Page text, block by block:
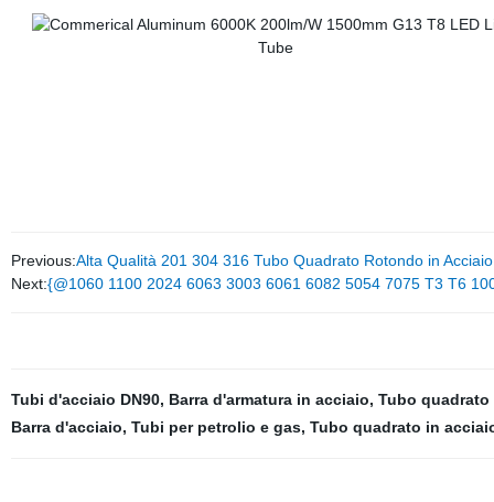
Previous:Alta Qualità 201 304 316 Tubo Quadrato Rotondo in
Next:{@1060 1100 2024 6063 3003 6061 6082 5054 7075 T3 T6
Tubi d'acciaio DN90, Barra d'armatura in acciaio, Tubo
Barra d'acciaio, Tubi per petrolio e gas, Tubo quadrato in